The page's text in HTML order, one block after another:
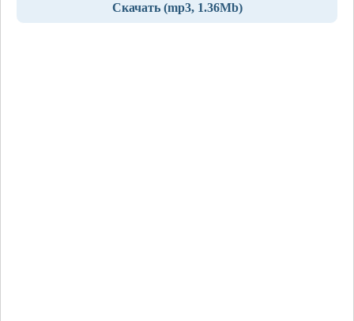
Скачать (mp3, 1.36Mb)